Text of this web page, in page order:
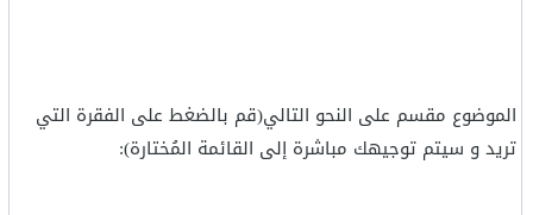
الموضوع مقسم على النحو التالي(قم بالضغط على الفقرة التي
تريد و سيتم توجيهك مباشرة إلى القائمة المُختارة):